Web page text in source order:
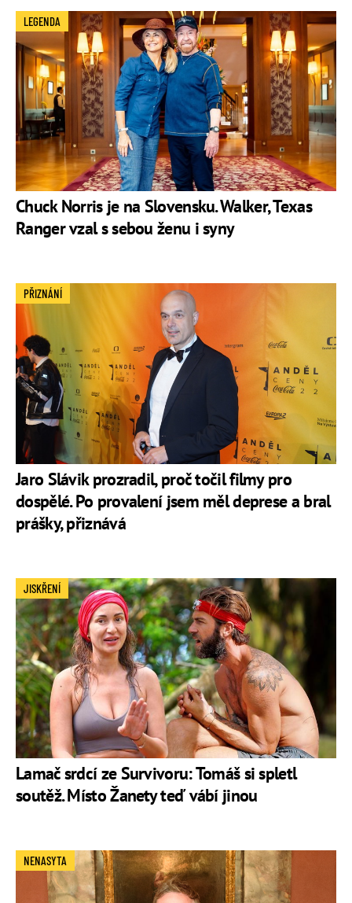
Chuck Norris je na Slovensku. Walker, Texas
Ranger vzal s sebou ženu i syny
LEGENDA
Jaro Slávik prozradil, proč točil filmy pro
dospělé. Po provalení jsem měl deprese a bral
prášky, přiznává
PŘIZNÁNÍ
Lamač srdcí ze Survivoru: Tomáš si spletl
soutěž. Místo Žanety teď vábí jinou
JISKŘENÍ
NENASYTA